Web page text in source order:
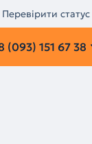
Перевірити статус
(093) 151 67 38